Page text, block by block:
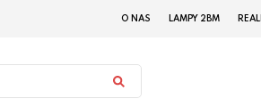
O NAS LAMPY 2BM